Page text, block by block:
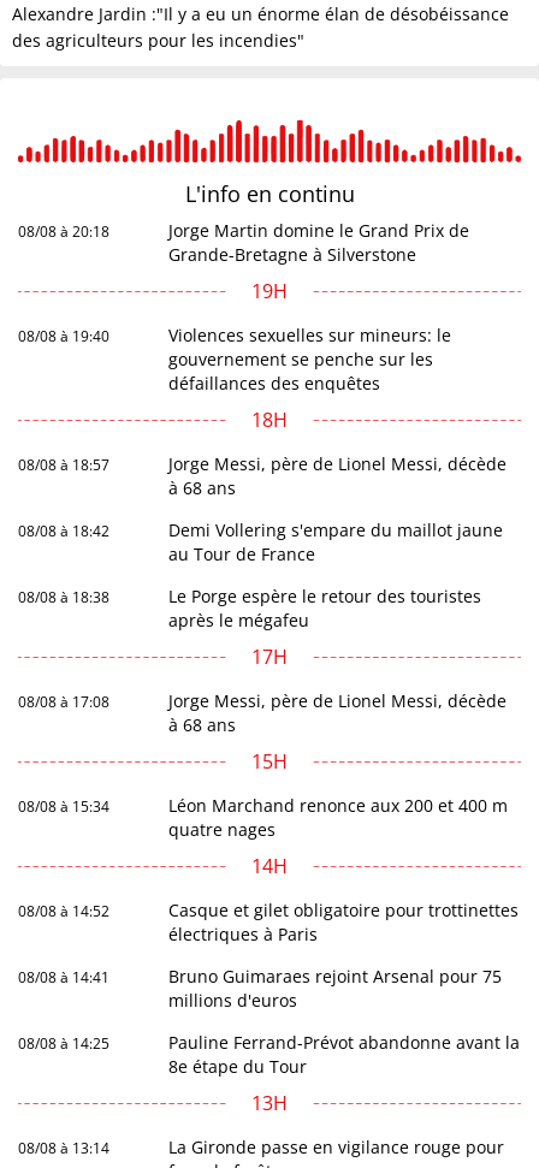
Alexandre Jardin :"Il y a eu un énorme élan de désobéissance
des agriculteurs pour les incendies"
L'info en continu
08/08 à 20:18
Jorge Martin domine le Grand Prix de
Grande-Bretagne à Silverstone
19H
08/08 à 19:40
Violences sexuelles sur mineurs: le
gouvernement se penche sur les
défaillances des enquêtes
18H
08/08 à 18:57
Jorge Messi, père de Lionel Messi, décède
à 68 ans
08/08 à 18:42
Demi Vollering s'empare du maillot jaune
au Tour de France
08/08 à 18:38
Le Porge espère le retour des touristes
après le mégafeu
17H
08/08 à 17:08
Jorge Messi, père de Lionel Messi, décède
à 68 ans
15H
08/08 à 15:34
Léon Marchand renonce aux 200 et 400 m
quatre nages
14H
08/08 à 14:52
Casque et gilet obligatoire pour trottinettes
électriques à Paris
08/08 à 14:41
Bruno Guimaraes rejoint Arsenal pour 75
millions d'euros
08/08 à 14:25
Pauline Ferrand-Prévot abandonne avant la
8e étape du Tour
13H
08/08 à 13:14
La Gironde passe en vigilance rouge pour